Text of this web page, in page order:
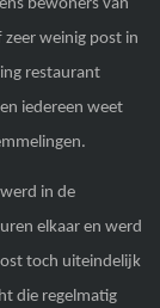
bewoners van
weinig post in
restaurant
iedereen weet
in de
elkaar en werd
toch uiteindelijk
die regelmatig